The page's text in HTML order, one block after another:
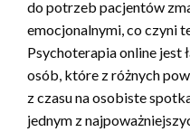
do potrzeb pacjentów
emocjonalnymi, co czyni
Psychoterapia online jest
osób, które z różnych
z czasu na osobiste
jednym z